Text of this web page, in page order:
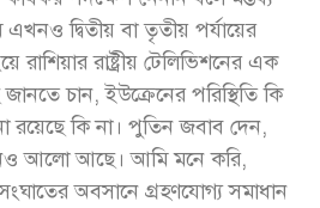
দ্বিতীয় বা তৃতীয় পর্যায়ের
রাশিয়ার রাষ্ট্রীয় টেলিভিশনের এক
চান, ইউক্রেনের পরিস্থিতি কি
রয়েছে কি না। পুতিন জবাব দেন,
আলো আছে। আমি মনে করি,
অবসানে গ্রহণযোগ্য সমাধান